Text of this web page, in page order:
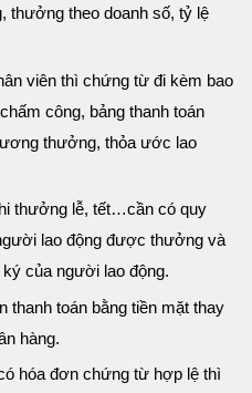
thưởng theo doanh số, tỷ lệ
viên thì chứng từ đi kèm bao
công, bảng thanh toán
thưởng, thỏa ước lao
thưởng lễ, tết…cần có quy
lao động được thưởng và
của người lao động.
thanh toán bằng tiền mặt thay
hàng.
hóa đơn chứng từ hợp lệ thì